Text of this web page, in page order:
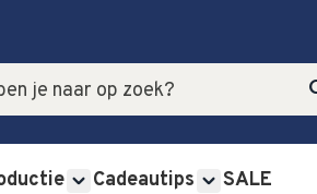
Cadeautips SALE